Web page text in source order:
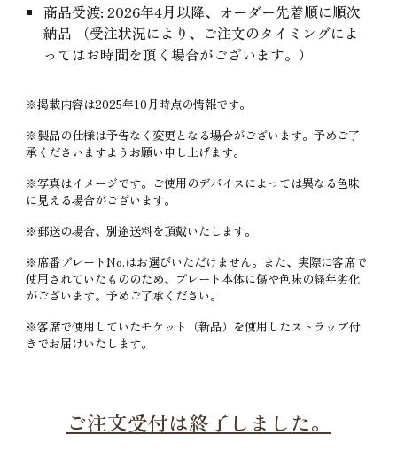
商品受渡: 2026年4月以降、オーダー先着順に順次
納品 （受注状況により、ご注文のタイミングによ
ってはお時間を頂く場合がございます。）
※掲載内容は2025年10月時点の情報です。
※製品の仕様は予告なく変更となる場合がございます。予めご了
承くださいますようお願い申し上げます。
※写真はイメージです。ご使用のデバイスによっては異なる色味
に見える場合がございます。
※郵送の場合、別途送料を頂戴いたします。
※席番プレートNo.はお選びいただけません。また、実際に客席で
使用されていたもののため、プレート本体に傷や色味の経年劣化
がございます。予めご了承ください。
※客席で使用していたモケット（新品）を使用したストラップ付
きでお届けいたします。
ご注文受付は終了しました。